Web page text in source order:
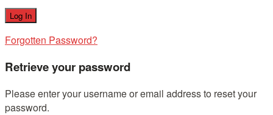
Forgotten Password?
Retrieve your password
Please enter your username or email address to reset your
password.